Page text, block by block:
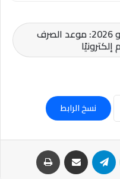
#معاش تكافل وكرامة يونيو 2026: موعد الصرف
نسخ الرابط
واتساب تيلقرام مشاركة عبر البريد